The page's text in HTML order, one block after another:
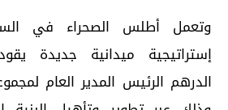
وتعمل أطلس الصحراء في
إستراتيجية ميدانية جديدة
الدرهم الرئيس المدير العام